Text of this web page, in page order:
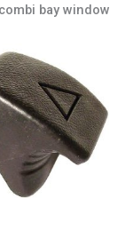
bay window